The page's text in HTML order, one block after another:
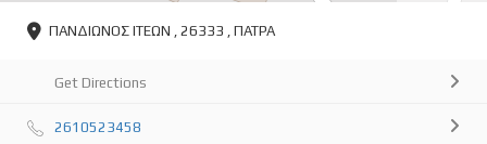
ΠΑΝΔΙΩΝΟΣ ΙΤΕΩΝ , 26333 , ΠΑΤΡΑ
Get Directions
2610523458